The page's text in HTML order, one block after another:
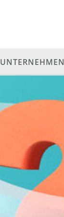
UNTERNEHMEN